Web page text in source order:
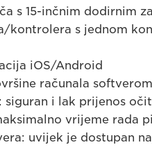
s 15-inčnim dodirnim
kontrolera s jednom
iOS/Android
računala
i lak prijenos
vrijeme rada
uvijek je dostupan